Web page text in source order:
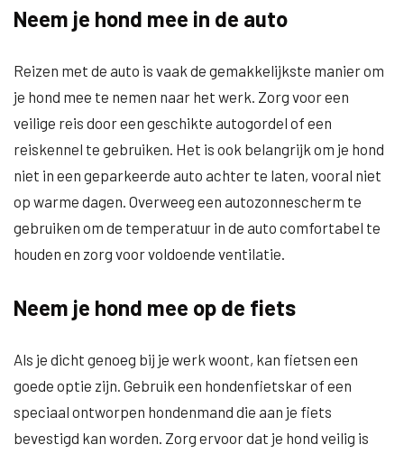
Neem je hond mee in de auto
Reizen met de auto is vaak de gemakkelijkste manier om
je hond mee te nemen naar het werk. Zorg voor een
veilige reis door een geschikte autogordel of een
reiskennel te gebruiken. Het is ook belangrijk om je hond
niet in een geparkeerde auto achter te laten, vooral niet
op warme dagen. Overweeg een autozonnescherm te
gebruiken om de temperatuur in de auto comfortabel te
houden en zorg voor voldoende ventilatie.
Neem je hond mee op de fiets
Als je dicht genoeg bij je werk woont, kan fietsen een
goede optie zijn. Gebruik een hondenfietskar of een
speciaal ontworpen hondenmand die aan je fiets
bevestigd kan worden. Zorg ervoor dat je hond veilig is